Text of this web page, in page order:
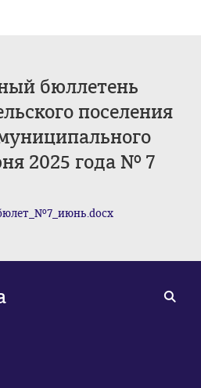
бюллетень
поселения
2025 года № 7